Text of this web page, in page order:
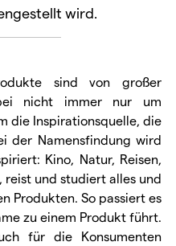
wird.
sind von großer
nicht immer nur um
die Inspirationsquelle, die
der Namensfindung wird
Kino, Natur, Reisen,
reist und studiert alles und
Produkten. So passiert es
zu einem Produkt führt.
für die Konsumenten